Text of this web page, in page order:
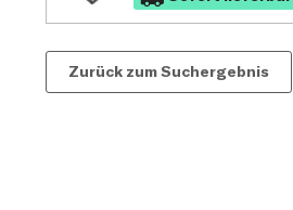
Zurück zum Suchergebnis